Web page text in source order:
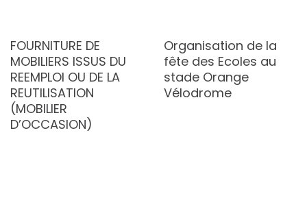
FOURNITURE DE
MOBILIERS ISSUS DU
REEMPLOI OU DE LA
REUTILISATION
(MOBILIER
D’OCCASION)
Organisation de la
fête des Ecoles au
stade Orange
Vélodrome